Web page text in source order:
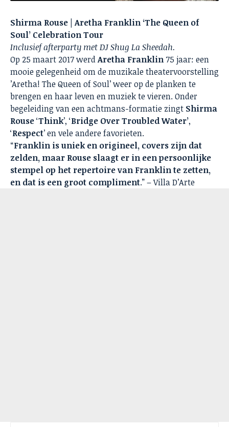
Shirma Rouse | Aretha Franklin ‘The Queen of
Soul’ Celebration Tour
Inclusief afterparty met DJ Shug La Sheedah.
Op 25 maart 2017 werdAretha Franklin 75 jaar: een
mooie gelegenheid om de muzikale theatervoorstelling
’Aretha! The Queen of Soul’ weer op de planken te
brengen en haar leven en muziek te vieren. Onder
begeleiding van een achtmans-formatie zingt Shirma
Rouse‘Think’, ‘Bridge Over Troubled Water’,
‘Respect’ en vele andere favorieten.
“Franklin is uniek en origineel, covers zijn dat
zelden, maar Rouse slaagt er in een persoonlijke
stempel op het repertoire van Franklin te zetten,
en dat is een groot compliment.” – Villa D’Arte